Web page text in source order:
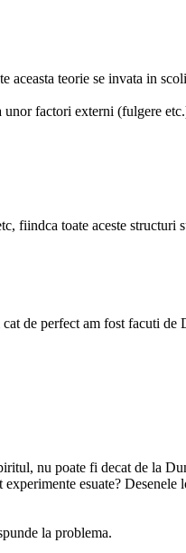
teorie se invata in
factori externi (fulgere
fiindca toate aceste structuri
de perfect am fost facuti de
nu poate fi decat de la
esuate? Desenele
la problema.